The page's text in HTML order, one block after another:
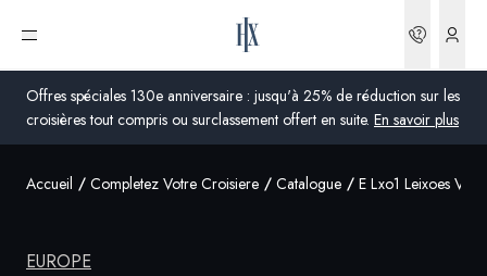
Offres spéciales 130e anniversaire : jusqu'à 25% de réduction sur les
croisières tout compris ou surclassement offert en suite. En savoir plus
Ouvrir le menu
Global
Accueil Completez Votre Croisiere Catalogue E Lxo1 Leixoes
EUROPE